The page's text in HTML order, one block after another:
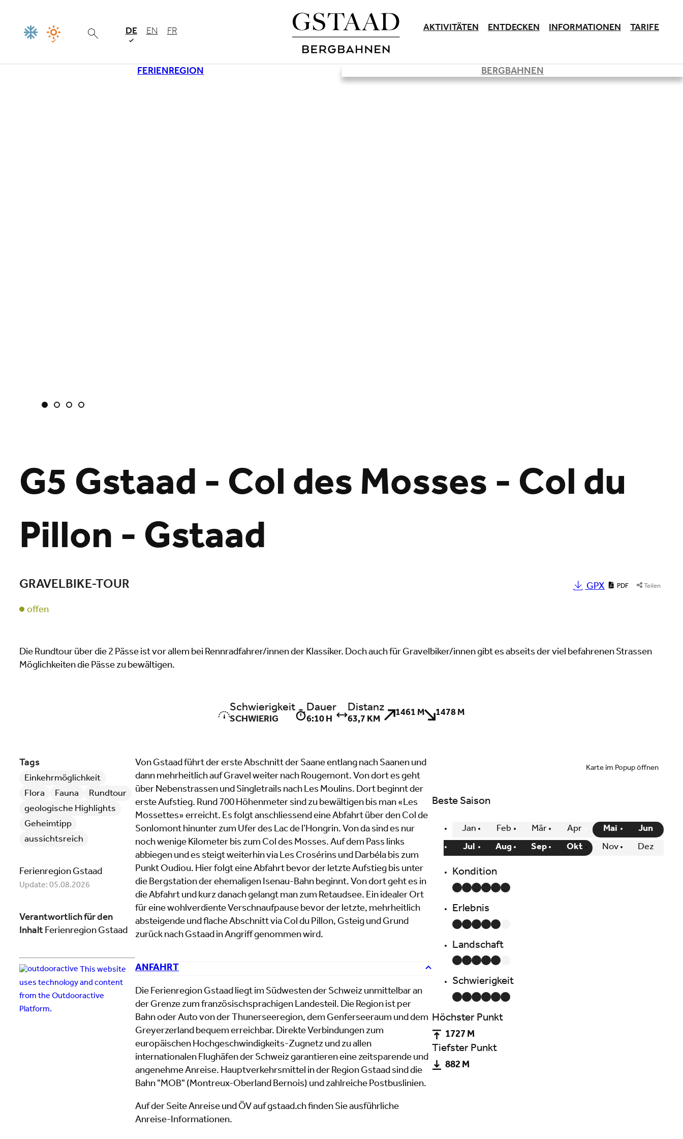
DE EN FR AKTIVITÄTEN ENTDECKEN INFORMATIONEN TARIFE
FERIENREGION BERGBAHNEN
G5 Gstaad - Col des Mosses - Col du
Pillon - Gstaad
GRAVELBIKE-TOUR GPX PDF Teilen
offen
Die Rundtour über die 2 Pässe ist vor allem bei Rennradfahrer/innen der Klassiker. Doch auch für Gravelbiker/innen gibt es abseits der viel befahrenen Strassen
Möglichkeiten die Pässe zu bewältigen.
Schwierigkeit
SCHWIERIG
Dauer
6:10 H
Distanz
63,7 KM
1461 M 1478 M
Tags
Einkehrmöglichkeit
Flora
Fauna
Rundtour
geologische Highlights
Geheimtipp
aussichtsreich
Ferienregion Gstaad
Update: 05.08.2026
Verantwortlich für den
Inhalt Ferienregion Gstaad
This website
uses technology and content
from the Outdooractive
Platform.
Von Gstaad führt der erste Abschnitt der Saane entlang nach Saanen und
dann mehrheitlich auf Gravel weiter nach Rougemont. Von dort es geht
über Nebenstrassen und Singletrails nach Les Moulins. Dort beginnt der
erste Aufstieg. Rund 700 Höhenmeter sind zu bewältigen bis man «Les
Mossettes» erreicht. Es folgt anschliessend eine Abfahrt über den Col de
Sonlomont hinunter zum Ufer des Lac de l’Hongrin. Von da sind es nur
noch wenige Kilometer bis zum Col des Mosses. Auf dem Pass links
abbiegen und es steigt weiterhin via Les Crosérins und Darbéla bis zum
Punkt Oudiou. Hier folgt eine Abfahrt bevor der letzte Aufstieg bis unter
die Bergstation der ehemaligen Isenau-Bahn beginnt. Von dort geht es in
die Abfahrt und kurz danach gelangt man zum Retaudsee. Ein idealer Ort
für eine wohlverdiente Verschnaufpause bevor der letzte, mehrheitlich
absteigende und flache Abschnitt via Col du Pillon, Gsteig und Grund
zurück nach Gstaad in Angriff genommen wird.
ANFAHRT
Die Ferienregion Gstaad liegt im Südwesten der Schweiz unmittelbar an
der Grenze zum französischsprachigen Landesteil. Die Region ist per
Bahn oder Auto von der Thunerseeregion, dem Genferseeraum und dem
Greyerzerland bequem erreichbar. Direkte Verbindungen zum
europäischen Hochgeschwindigkeits-Zugnetz und zu allen
internationalen Flughäfen der Schweiz garantieren eine zeitsparende und
angenehme Anreise. Hauptverkehrsmittel in der Region Gstaad sind die
Bahn "MOB" (Montreux-Oberland Bernois) und zahlreiche Postbuslinien.
Auf der Seite Anreise und ÖV auf gstaad.ch finden Sie ausführliche
Anreise-Informationen.
Karte im Popup öffnen
Beste Saison
Jan Feb Mär Apr Mai
Jun
Jul
Aug Sep Okt Nov Dez
Kondition
Erlebnis
Landschaft
Schwierigkeit
Höchster Punkt
1727 M
Tiefster Punkt
882 M